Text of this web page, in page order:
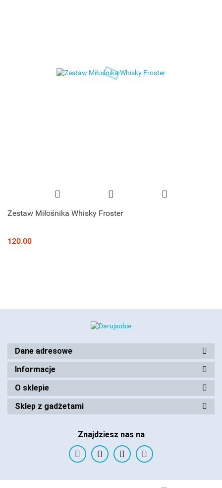
Zestaw Miłośnika Whisky Froster
120.00
Dane adresowe
Informacje
O sklepie
Sklep z gadżetami
Znajdziesz nas na